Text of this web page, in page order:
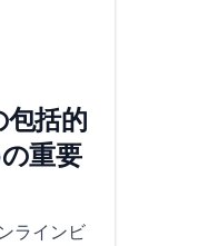
括的
重要
ラインビ